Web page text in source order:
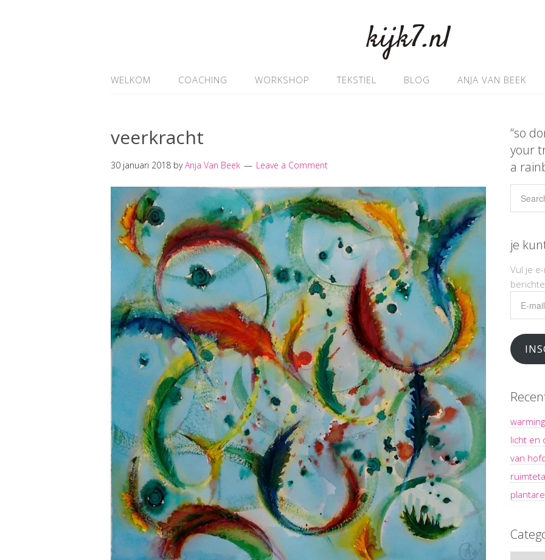
kijk7.nl
WELKOM COACHING WORKSHOP TEKSTIEL BLOG ANJA VAN BEEK
veerkracht
30 januari 2018 byAnja Van Beek Leave a Comment
“so
your
a
je
Vul je
licht en
van